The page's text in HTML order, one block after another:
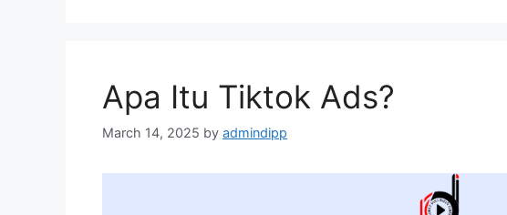
Apa Itu Tiktok Ads?
March 14, 2025 by admindipp